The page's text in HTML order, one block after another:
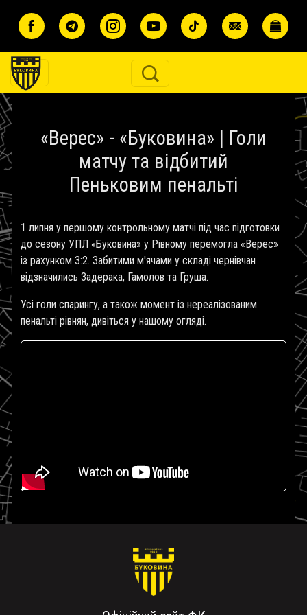
«Верес» - «Буковина» | Голи
матчу та відбитий
Пеньковим пенальті
1 липня у першому контрольному матчі під час підготовки
до сезону УПЛ «Буковина» у Рівному перемогла «Верес»
із рахунком 3:2. Забитими м'ячами у складі чернівчан
відзначились Задерака, Гамолов та Груша.
Усі голи спарингу, а також момент із нереалізованим
пенальті рівнян, дивіться у нашому огляді.